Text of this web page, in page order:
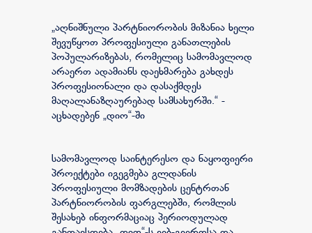
„აღნიშნული პარტნიორობის მიზანია ხელი
შევუწყოთ პროფესიული განათლების
პოპულარიზებას, რომელიც სამომავლოდ
არაერთ ადამიანს დაეხმარება გახდეს
პროფესიონალი და დასაქმდეს
მაღალანაზღაურებად სამსახურში.“ -
აცხადებენ „დიო“-ში
სამომავლოდ საინტერესო და ნაყოფიერი
პროექტები იგეგმება გლდანის
პროფესიული მომზადების ცენტრთან
პარტნიორობის ფარგლებში, რომლის
შესახებ ინფორმაციაც პერიოდულად